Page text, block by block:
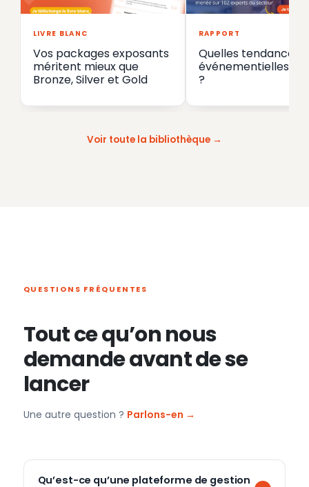
LIVRE BLANC
Vos packages exposants
méritent mieux que
Bronze, Silver et Gold
RAPPORT
Quelles tendances
événementielles en
?
Voir toute la bibliothèque
QUESTIONS FRÉQUENTES
Tout ce qu’on nous
demande avant de se
lancer
Une autre question ? Parlons-en →
Qu’est-ce qu’une plateforme de gestion